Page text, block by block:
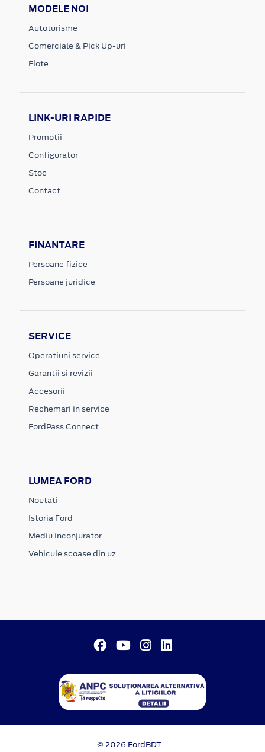
MODELE NOI
Autoturisme
Comerciale & Pick Up-uri
Flote
LINK-URI RAPIDE
Promotii
Configurator
Stoc
Contact
FINANTARE
Persoane fizice
Persoane juridice
SERVICE
Operatiuni service
Garantii si revizii
Accesorii
Rechemari in service
FordPass Connect
LUMEA FORD
Noutati
Istoria Ford
Mediu inconjurator
Vehicule scoase din uz
© 2026 FordBDT